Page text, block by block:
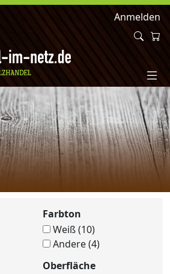
Anmelden
Farbton
Weiß (10)
Andere (4)
Oberfläche